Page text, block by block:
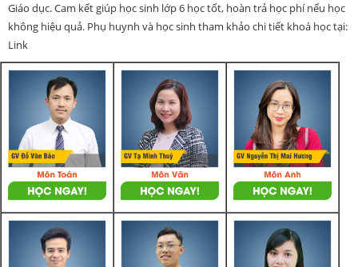
Giáo dục. Cam kết giúp học sinh lớp 6 học tốt, hoàn trả học phí nếu học
không hiệu quả. Phụ huynh và học sinh tham khảo chi tiết khoá học tại:
Link